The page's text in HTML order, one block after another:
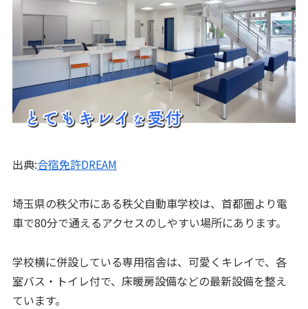
出典:合宿免許DREAM
埼玉県の秩父市にある秩父自動車学校は、首都圏より電
車で80分で通えるアクセスのしやすい場所にあります。
学校横に併設している専用宿舎は、可愛くキレイで、各
室バス・トイレ付で、床暖房設備などの最新設備を整え
ています。